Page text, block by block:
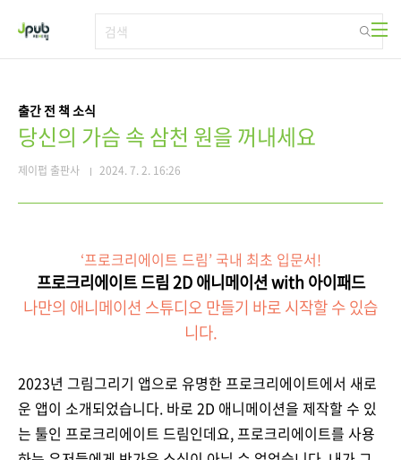
출간 전 책 소식
당신의 가슴 속 삼천 원을 꺼내세요
제이펍 출판사 2024. 7. 2. 16:26
‘프로크리에이트 드림’ 국내 최초 입문서!
프로크리에이트 드림 2D 애니메이션 with 아이패드
나만의 애니메이션 스튜디오 만들기 바로 시작할 수 있습
니다.
2023년 그림그리기 앱으로 유명한 프로크리에이트에서 새로
운 앱이 소개되었습니다. 바로 2D 애니메이션을 제작할 수 있
는 툴인 프로크리에이트 드림인데요, 프로크리에이트를 사용